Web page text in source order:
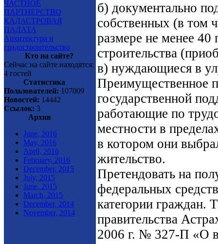
ЧАСТНОЕ
ПАРТНЕРСТВО
КАДАСТРОВАЯ
ПАЛАТА
Архитектура и
градостроительство
Кто на сайте?
Сейчас на сайте находятся:
4 гостей
Статистика
Пользователей: 107009
Новостей: 14442
Ссылок: 3
Архив
June, 2016
May, 2016
April, 2016
February, 2016
December, 2015
July, 2015
June, 2015
March, 2015
December, 2014
November, 2014
б) документально
собственных (в том
размере не менее 40
строительства
в) нуждающиеся в
Преимущественное
государственной
работающие по
местности в
в котором они
жительство.
Претендовать на
федеральных
категории граждан.
правительства
2006 г. № 327-П «О